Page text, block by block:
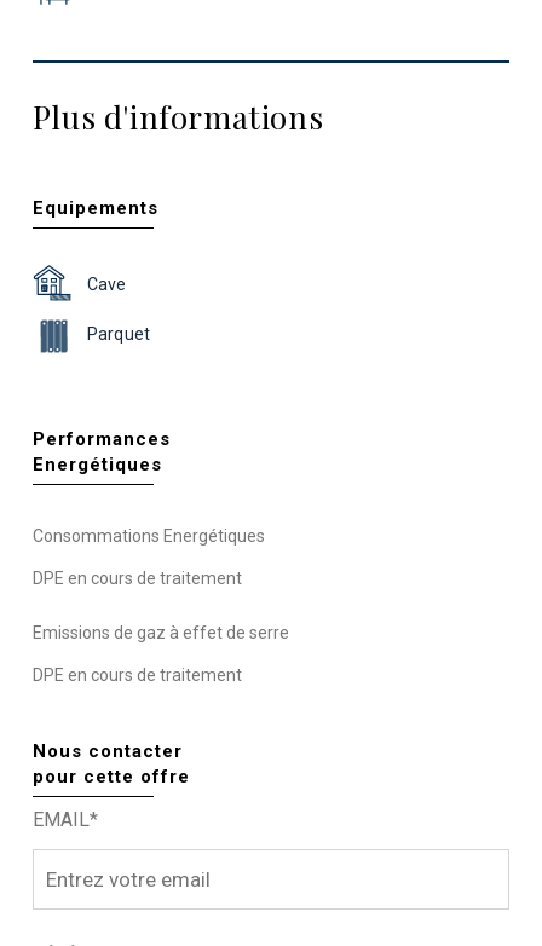
Plus d'informations
Equipements
Cave
Parquet
Performances
Energétiques
Consommations Energétiques
DPE en cours de traitement
Emissions de gaz à effet de serre
DPE en cours de traitement
Nous contacter
pour cette offre
EMAIL*